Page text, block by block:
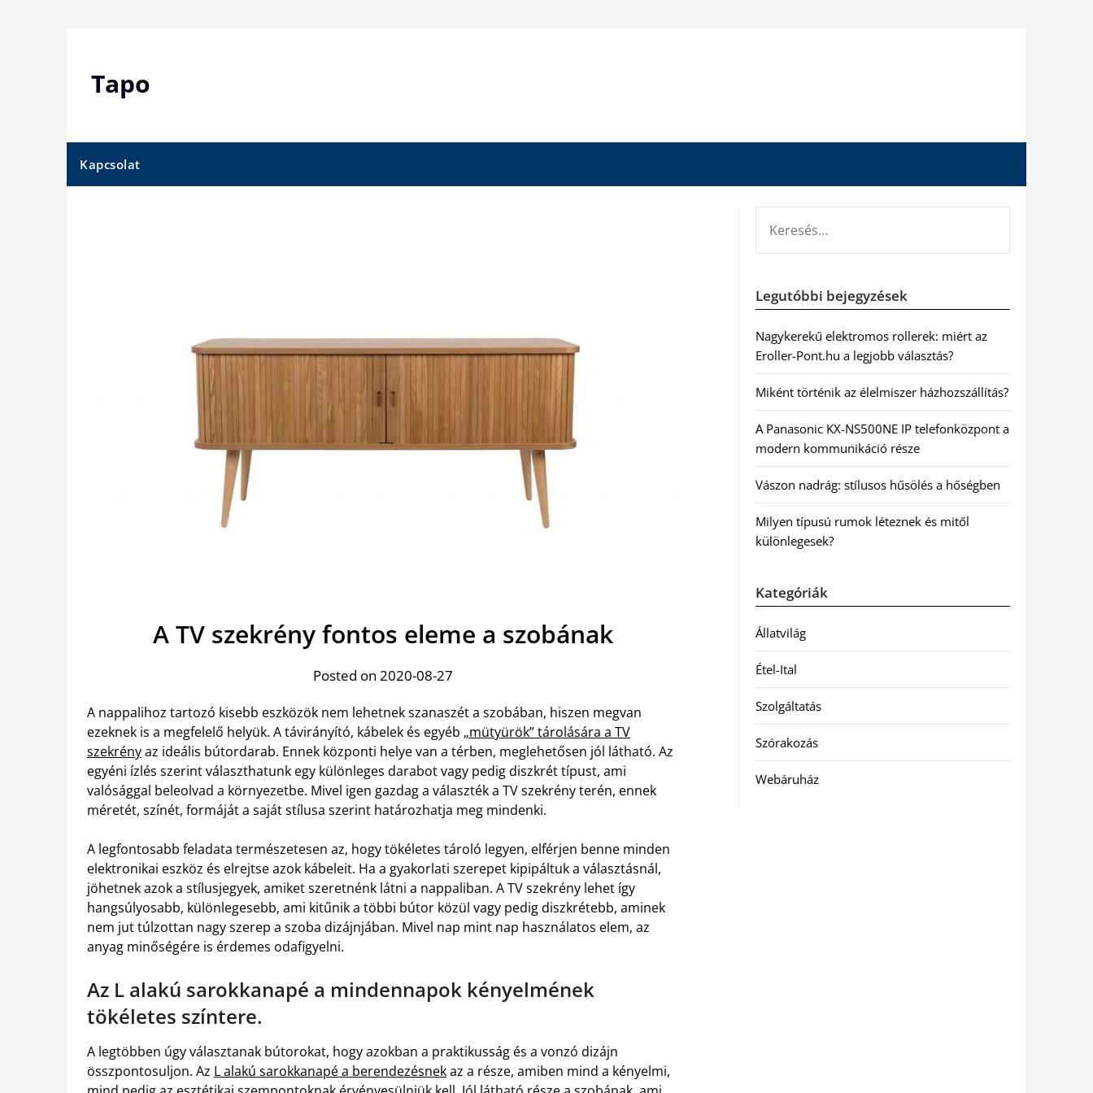
Tapo
Kapcsolat
A TV szekrény fontos eleme a szobának
Posted on 2020-08-27
A nappalihoz tartozó kisebb eszközök nem lehetnek szanaszét a szobában, hiszen megvan
ezeknek is a megfelelő helyük. A távirányító, kábelek és egyéb „mütyürök” tárolására a TV
szekrényaz ideális bútordarab. Ennek központi helye van a térben, meglehetősen jól látható. Az
egyéni ízlés szerint választhatunk egy különleges darabot vagy pedig diszkrét típust, ami
valósággal beleolvad a környezetbe. Mivel igen gazdag a választék a TV szekrény terén, ennek
méretét, színét, formáját a saját stílusa szerint határozhatja meg mindenki.
A legfontosabb feladata természetesen az, hogy tökéletes tároló legyen, elférjen benne minden
elektronikai eszköz és elrejtse azok kábeleit. Ha a gyakorlati szerepet kipipáltuk a választásnál,
jöhetnek azok a stílusjegyek, amiket szeretnénk látni a nappaliban. A TV szekrény lehet így
hangsúlyosabb, különlegesebb, ami kitűnik a többi bútor közül vagy pedig diszkrétebb, aminek
nem jut túlzottan nagy szerep a szoba dizájnjában. Mivel nap mint nap használatos elem, az
anyag minőségére is érdemes odafigyelni.
Az L alakú sarokkanapé a mindennapok kényelmének
tökéletes színtere.
A legtöbben úgy választanak bútorokat, hogy azokban a praktikusság és a vonzó dizájn
összpontosuljon. Az L alakú sarokkanapé a berendezésnekaz a része, amiben mind a kényelmi,
Legutóbbi bejegyzések
Nagykerekű elektromos rollerek: miért az
Eroller-Pont.hu a legjobb választás?
Miként történik az élelmiszer házhozszállítás?
A Panasonic KX-NS500NE IP telefonközpont a
modern kommunikáció része
Vászon nadrág: stílusos hűsölés a hőségben
Milyen típusú rumok léteznek és mitől
különlegesek?
Kategóriák
Állatvilág
Étel-Ital
Szolgáltatás
Szórakozás
Webáruház